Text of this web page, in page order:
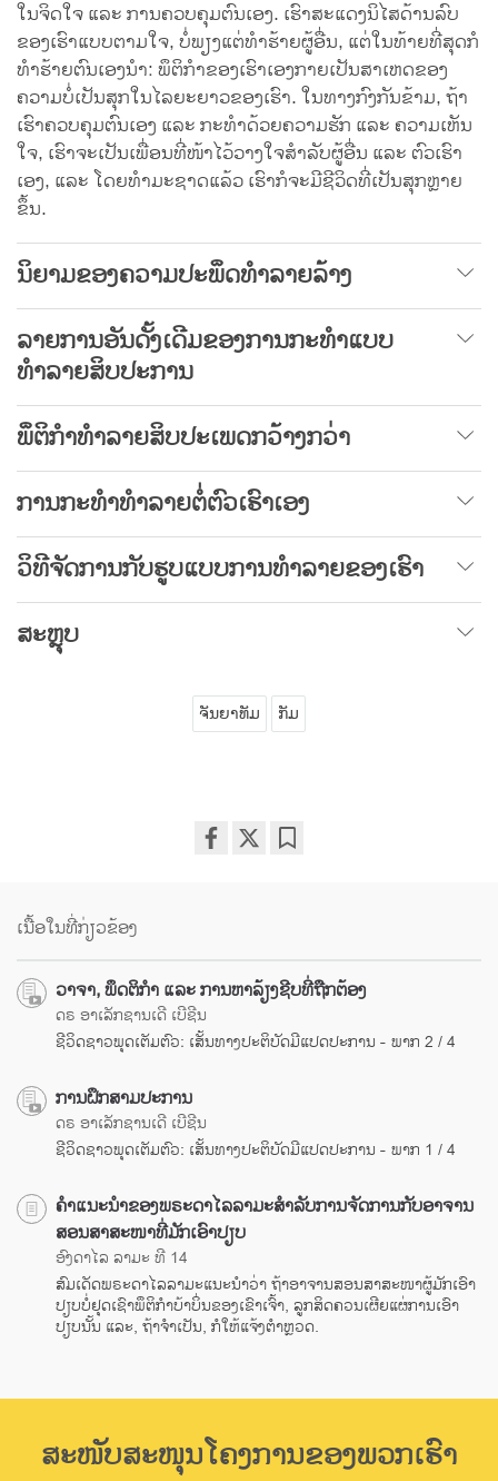
ໃນຈິດໃຈ ແລະ ການຄວບຄຸມຕົນເອງ. ເຮົາສະແດງນິໄສດ້ານລົບ
ຂອງເຮົາແບບຕາມໃຈ, ບໍ່ພຽງແຕ່ທຳຮ້າຍຜູ້ອື່ນ, ແຕ່ໃນທ້າຍທີ່ສຸດກໍ
ທຳຮ້າຍຕົນເອງນຳ: ພຶຕິກຳຂອງເຮົາເອງກາຍເປັນສາເຫດຂອງ
ຄວາມບໍ່ເປັນສຸກໃນໄລຍະຍາວຂອງເຮົາ. ໃນທາງກົງກັນຂ້າມ, ຖ້າ
ເຮົາຄວບຄຸມຕົນເອງ ແລະ ກະທຳດ້ວຍຄວາມຮັກ ແລະ ຄວາມເຫັນ
ໃຈ, ເຮົາຈະເປັນເພື່ອນທີ່ໜ້າໄວ້ວາງໃຈສຳລັບຜູ້ອື່ນ ແລະ ຕົວເຮົາ
ເອງ, ແລະ ໂດຍທຳມະຊາດແລ້ວ ເຮົາກໍຈະມີຊີວິດທີ່ເປັນສຸກຫຼາຍ
ຂຶ້ນ.
ນິຍາມຂອງຄວາມປະພຶດທຳລາຍລ້າງ
ລາຍການອັນດັ້ງເດີມຂອງການກະທຳແບບ
ທຳລາຍສິບປະການ
ພຶຕິກຳທຳລາຍສິບປະເພດກວ້າງກວ່າ
ການກະທຳທຳລາຍຕໍ່ຕົວເຮົາເອງ
ວິທີຈັດການກັບຮູບແບບການທຳລາຍຂອງເຮົາ
ສະຫຼຸບ
ຈັນຍາທັມ ກັມ
ເນື້ອໃນທີ່ກ່ຽວຂ້ອງ
ວາຈາ, ພຶດຕິກຳ ແລະ ການຫາລ້ຽງຊີບທີ່ຖືກຕ້ອງ
ດຣ ອາເລັກຊານເດີ ເບີຊີນ
ຊີວິດຊາວພຸດເຕັມຕົວ: ເສັ້ນທາງປະຕິບັດມີແປດປະການ - ພາກ 2 / 4
ການຝຶກສາມປະການ
ດຣ ອາເລັກຊານເດີ ເບີຊີນ
ຊີວິດຊາວພຸດເຕັມຕົວ: ເສັ້ນທາງປະຕິບັດມີແປດປະການ - ພາກ 1 / 4
ຄຳແນະນຳຂອງພຣະດາໄລລາມະສຳລັບການຈັດການກັບອາຈານ
ສອນສາສະໜາທີ່ມັກເອົາປຽບ
ອົງດາໄລ ລາມະ ທີ 14
ສົມເດັດພຣະດາໄລລາມະແນະນຳວ່າ ຖ້າອາຈານສອນສາສະໜາຜູ້ມັກເອົາ
ປຽບບໍ່ຢຸດເຊົາພຶຕິກຳບ້າບິ່ນຂອງເຂົາເຈົ້າ, ລູກສິດຄວນເຜີຍແຜ່ການເອົາ
ປຽບນັ້ນ ແລະ, ຖ້າຈຳເປັນ, ກໍໃຫ້ແຈ້ງຕຳຫຼວດ.
ສະໜັບສະໜຸນໂຄງການຂອງພວກເຮົາ